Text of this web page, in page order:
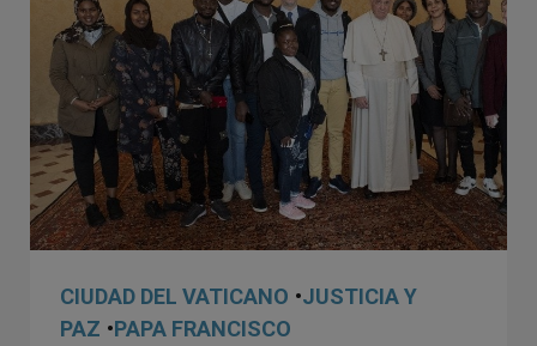
CIUDAD DEL VATICANO •JUSTICIA Y
PAZ •PAPA FRANCISCO